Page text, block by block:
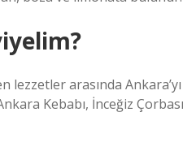
arasında
Kebabı, İnceğiz